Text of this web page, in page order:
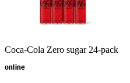
Coca-Cola Zero sugar 24-pack
online